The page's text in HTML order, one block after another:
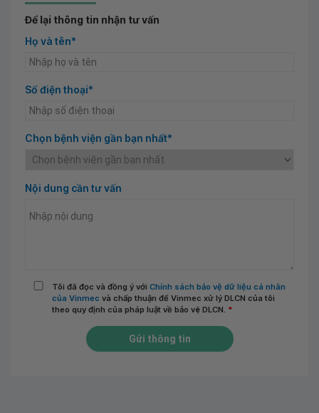
Để lại thông tin nhận tư vấn
Họ và tên*
Số điện thoại*
Chọn bệnh viện gần bạn nhất*
Nội dung cần tư vấn
Tôi đã đọc và đồng ý với Chính sách bảo vệ dữ liệu cá nhân
của Vinmec và chấp thuận để Vinmec xử lý DLCN của tôi
theo quy định của pháp luật về bảo vệ DLCN. *
Gửi thông tin